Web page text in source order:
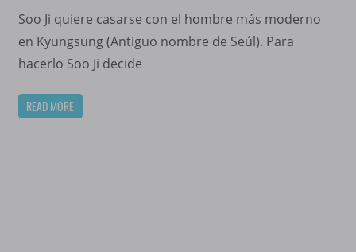
Soo Ji quiere casarse con el hombre más moderno
en Kyungsung (Antiguo nombre de Seúl). Para
hacerlo Soo Ji decide
READ MORE